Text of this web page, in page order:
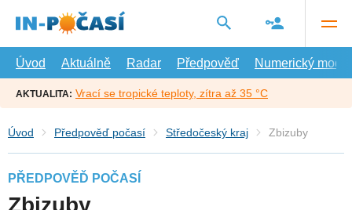
hlavní
Úvod
Aktuálně Radar Předpověď Numerický model
AKTUALITA: Vrací se tropické teploty, zítra až 35 °C
Úvod Předpověď počasí Středočeský kraj Zbizuby
PŘEDPOVĚĎ POČASÍ
Zbizuby